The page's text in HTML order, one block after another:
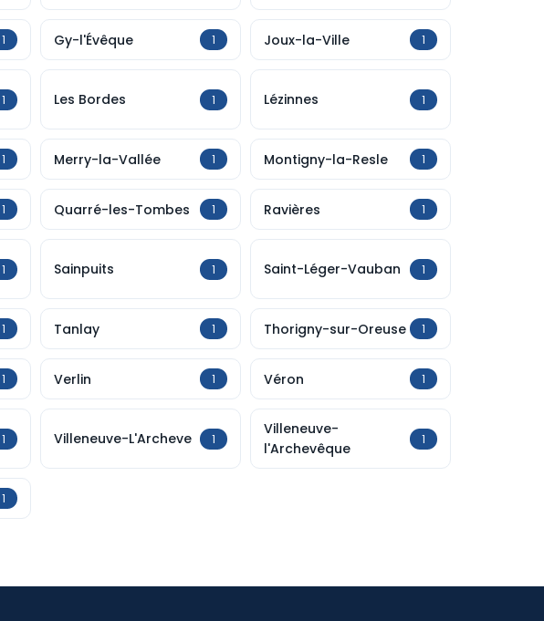
1 Gy-l'Évêque 1 Joux-la-Ville 1
1 Les Bordes 1 Lézinnes 1
1 Merry-la-Vallée 1 Montigny-la-Resle 1
1 Quarré-les-Tombes 1 Ravières 1
1 Sainpuits 1 Saint-Léger-Vauban 1
1 Tanlay 1 Thorigny-sur-Oreuse 1
1 Verlin 1 Véron 1
1 Villeneuve-L'Archeve 1
Villeneuve-
l'Archevêque
1
1